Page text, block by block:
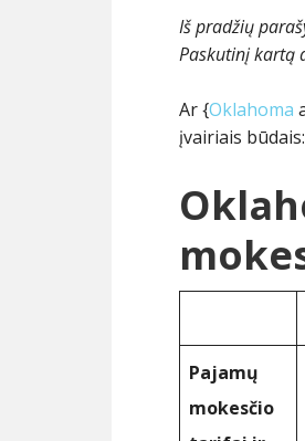
Iš pradžių
Paskutinį kartą
Ar {Oklahoma
įvairiais būdais:
Pajamų
mokesčio